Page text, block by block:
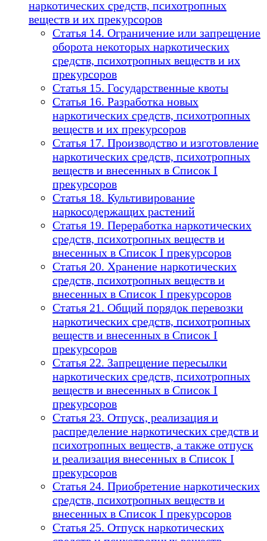
наркотических средств, психотропных
веществ и их прекурсоров
Статья 14. Ограничение или запрещение
оборота некоторых наркотических
средств, психотропных веществ и их
прекурсоров
Статья 15. Государственные квоты
Статья 16. Разработка новых
наркотических средств, психотропных
веществ и их прекурсоров
Статья 17. Производство и изготовление
наркотических средств, психотропных
веществ и внесенных в Список I
прекурсоров
Статья 18. Культивирование
наркосодержащих растений
Статья 19. Переработка наркотических
средств, психотропных веществ и
внесенных в Список I прекурсоров
Статья 20. Хранение наркотических
средств, психотропных веществ и
внесенных в Список I прекурсоров
Статья 21. Общий порядок перевозки
наркотических средств, психотропных
веществ и внесенных в Список I
прекурсоров
Статья 22. Запрещение пересылки
наркотических средств, психотропных
веществ и внесенных в Список I
прекурсоров
Статья 23. Отпуск, реализация и
распределение наркотических средств и
психотропных веществ, а также отпуск
и реализация внесенных в Список I
прекурсоров
Статья 24. Приобретение наркотических
средств, психотропных веществ и
внесенных в Список I прекурсоров
Статья 25. Отпуск наркотических